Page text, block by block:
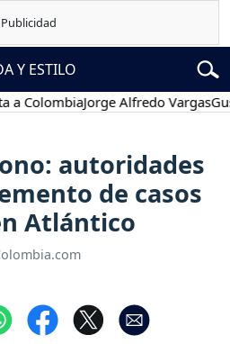
Y ESTILO
Jorge Alfredo Vargas
autoridades
de casos
Atlántico